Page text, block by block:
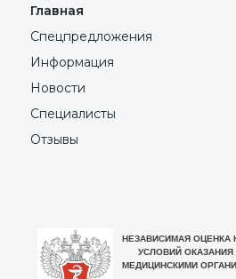
Главная
Спецпредложения
Информация
Новости
Специалисты
Отзывы